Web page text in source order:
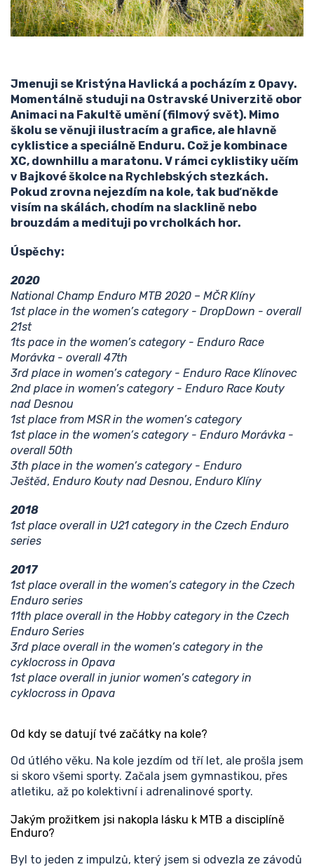
Jmenuji se Kristýna Havlická a pocházím z Opavy.
Momentálně studuji na Ostravské Univerzitě obor
Animaci na Fakultě umění (filmový svět). Mimo
školu se věnuji ilustracím a grafice, ale hlavně
cyklistice a speciálně Enduru. Což je kombinace
XC, downhillu a maratonu. V rámci cyklistiky učím
v Bajkové školce na Rychlebských stezkách.
Pokud zrovna nejezdím na kole, tak buď někde
visím na skálách, chodím na slacklině nebo
brouzdám a medituji po vrcholkách hor.
Úspěchy:
2020
National Champ Enduro MTB 2020 – MČR Klíny
1st place in the women’s category - DropDown - overall
21st
1ts pace in the women’s category - Enduro Race
Morávka - overall 47th
3rd place in women’s category - Enduro Race Klínovec
2nd place in women’s category - Enduro Race Kouty
nad Desnou
1st place from MSR in the women’s category
1st place in the women’s category - Enduro Morávka -
overall 50th
3th place in the women’s category - Enduro
Ještěd, Enduro Kouty nad Desnou, Enduro Klíny
2018
1st place overall in U21 category in the Czech Enduro
series
2017
1st place overall in the women’s category in the Czech
Enduro series
11th place overall in the Hobby category in the Czech
Enduro Series
3rd place overall in the women’s category in the
cyklocross in Opava
1st place overall in junior women’s category in
cyklocross in Opava
Od kdy se datují tvé začátky na kole?
Od útlého věku. Na kole jezdím od tří let, ale prošla jsem
si skoro všemi sporty. Začala jsem gymnastikou, přes
atletiku, až po kolektivní i adrenalinové sporty.
Jakým prožitkem jsi nakopla lásku k MTB a disciplíně
Enduro?
Byl to jeden z impulzů, který jsem si odvezla ze závodů